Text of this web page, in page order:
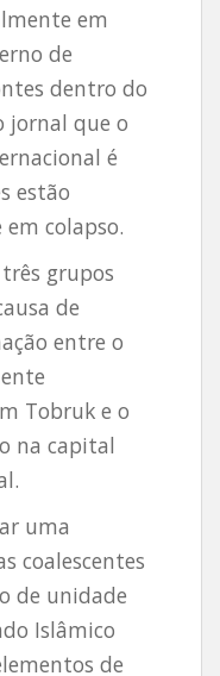
em
de
dentro do
jornal que o
é
estão
colapso.
grupos
de
entre o
Tobruk e o
na capital
uma
coalescentes
de unidade
Islâmico
de